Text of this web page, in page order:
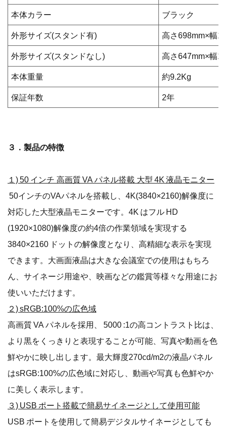
本体カラー ブラック
外形サイズ(スタンド有) 高さ698mm×幅
外形サイズ(スタンドなし) 高さ647mm×幅
本体重量 約9.2Kg
保証年数 2年
３．製品の特徴
１) 50 インチ 高画質 VA パネル搭載 大型 4K 液晶モニター
50インチのVAパネルを搭載し、4K(3840×2160)解像度に
対応した大型液晶モニターです。4K はフル HD
(1920×1080)解像度の約4倍の作業領域を実現する
3840×2160 ドットの解像度となり、高精細な表示を実現
できます。大画面液晶は大きな会議室での使用はもちろ
ん、サイネージ用途や、映画などの鑑賞等様々な用途にお
使いいただけます。
２) sRGB:100%の広色域
高画質 VA パネルを採用、 5000 :1の高コントラスト比は、
より黒をくっきりと表現することが可能、写真や動画を色
鮮やかに映し出します。最大輝度270cd/m2の液晶パネル
はsRGB:100%の広色域に対応し、動画や写真も色鮮やか
に美しく表示します。
３) USB ポート搭載で簡易サイネージとして使用可能
USB ポートを使用して簡易デジタルサイネージとしても